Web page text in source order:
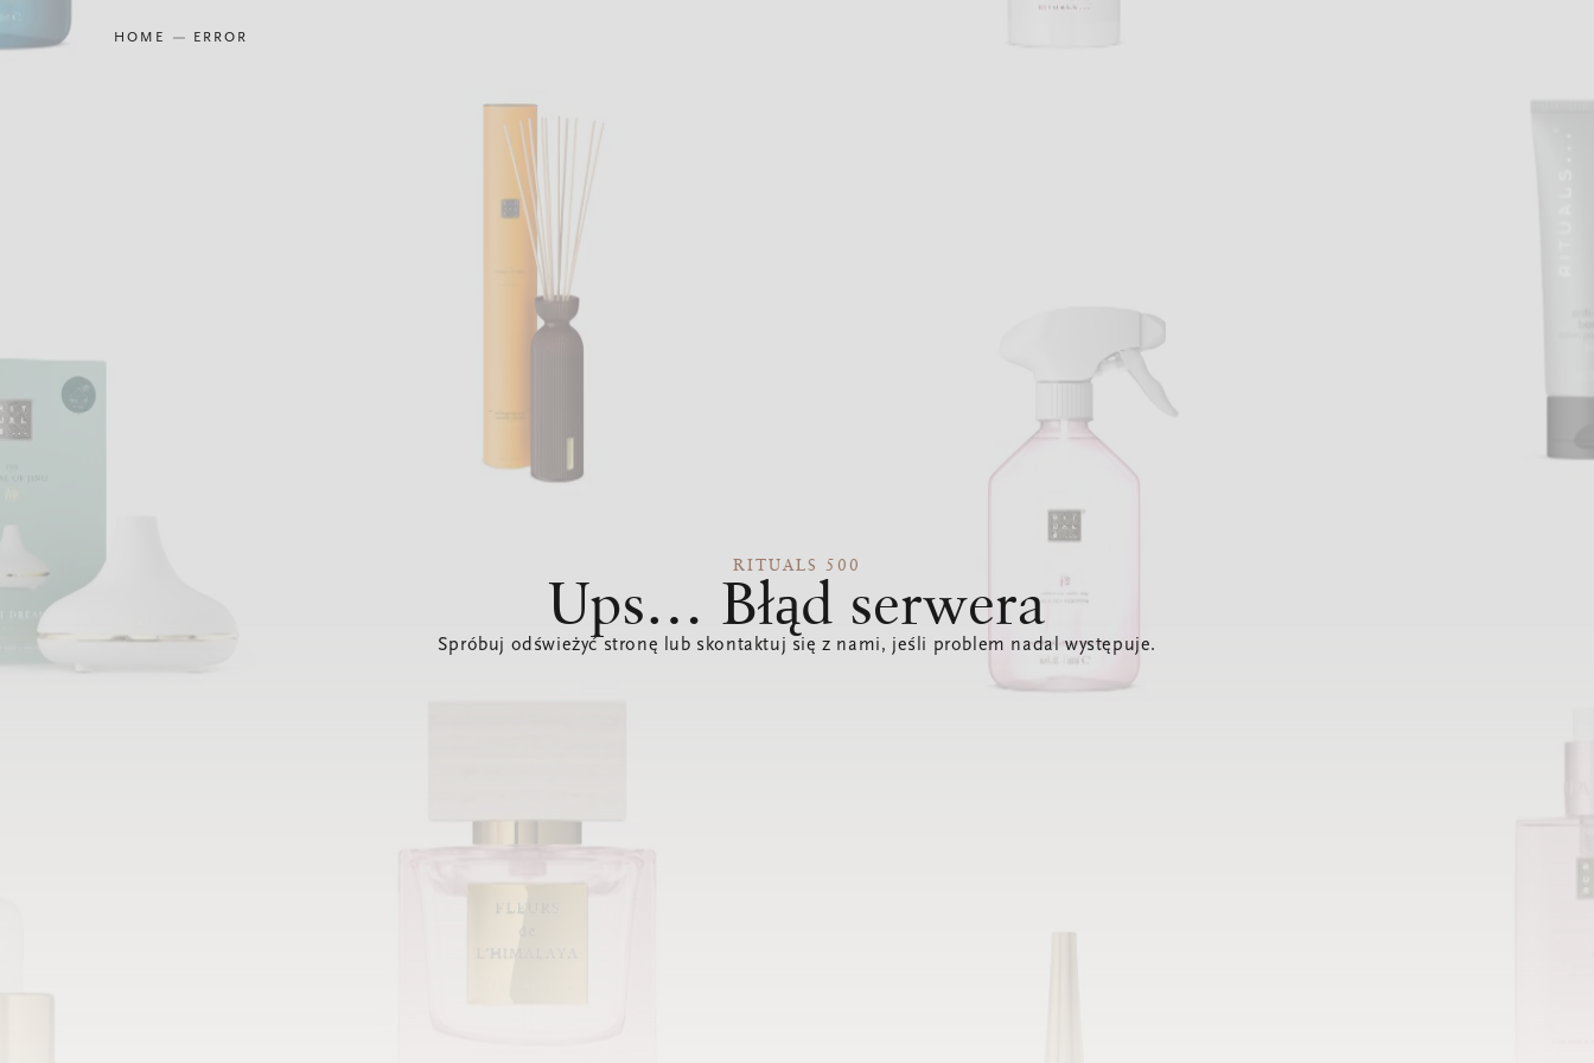
HOME ERROR
RITUALS 500
Ups… Błąd serwera
Spróbuj odświeżyć stronę lub skontaktuj się z nami, jeśli problem nadal występuje.